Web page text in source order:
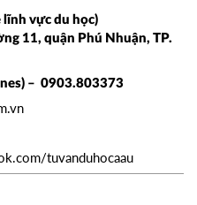
lĩnh vực du học)
11, quận Phú Nhuận, TP.
– 0903.803373
tuvanduhocaau